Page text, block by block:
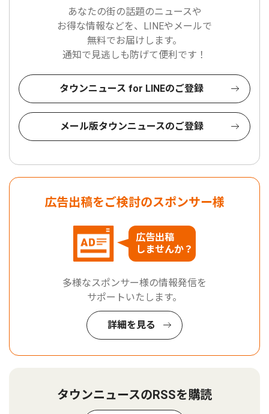
あなたの街の話題のニュースや
お得な情報などを、LINEやメールで
無料でお届けします。
通知で見逃しも防げて便利です！
タウンニュース for LINEのご登録
メール版タウンニュースのご登録
広告出稿をご検討のスポンサー様
広告出稿
しませんか？
多様なスポンサー様の情報発信を
サポートいたします。
詳細を見る
タウンニュースのRSSを購読